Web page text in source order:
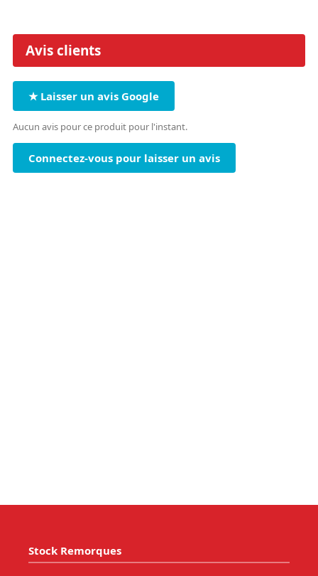
Avis clients
★ Laisser un avis Google
Aucun avis pour ce produit pour l'instant.
Connectez-vous pour laisser un avis
Stock Remorques